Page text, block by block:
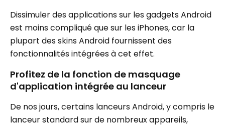
Dissimuler des applications sur les gadgets Android
est moins compliqué que sur les iPhones, car la
plupart des skins Android fournissent des
fonctionnalités intégrées à cet effet.
Profitez de la fonction de masquage
d'application intégrée au lanceur
De nos jours, certains lanceurs Android, y compris le
lanceur standard sur de nombreux appareils,